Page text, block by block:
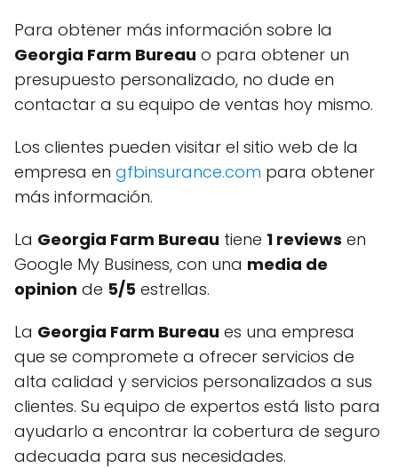
Para obtener más información sobre la
Georgia Farm Bureau o para obtener un
presupuesto personalizado, no dude en
contactar a su equipo de ventas hoy mismo.
Los clientes pueden visitar el sitio web de la
empresa en gfbinsurance.com para obtener
más información.
La Georgia Farm Bureau tiene 1 reviews en
Google My Business, con una media de
opinion de 5/5 estrellas.
La Georgia Farm Bureau es una empresa
que se compromete a ofrecer servicios de
alta calidad y servicios personalizados a sus
clientes. Su equipo de expertos está listo para
ayudarlo a encontrar la cobertura de seguro
adecuada para sus necesidades.